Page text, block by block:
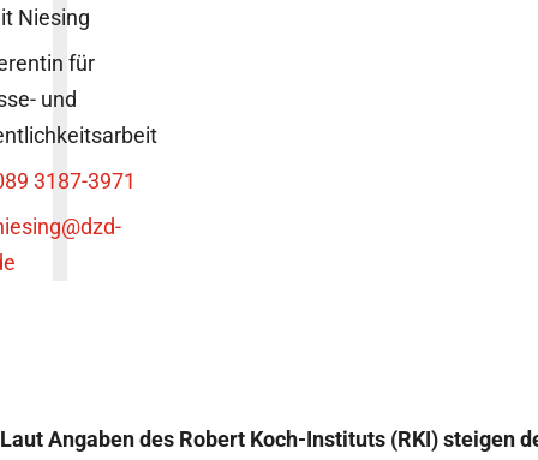
Laut Angaben des Robert Koch-Instituts (RKI) steigen
Niesing
für
und
3187-3971
@dzd-